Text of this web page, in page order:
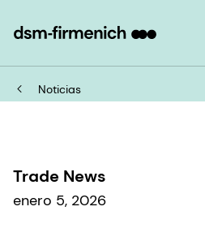
Noticias
Trade News
enero 5, 2026